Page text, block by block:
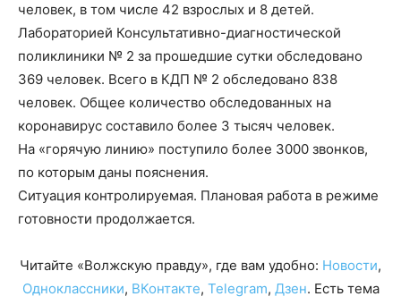
человек, в том числе 42 взрослых и 8 детей.
Лабораторией Консультативно-диагностической
поликлиники № 2 за прошедшие сутки обследовано
369 человек. Всего в КДП № 2 обследовано 838
человек. Общее количество обследованных на
коронавирус составило более 3 тысяч человек.
На «горячую линию» поступило более 3000 звонков,
по которым даны пояснения.
Ситуация контролируемая. Плановая работа в режиме
готовности продолжается.
Читайте «Волжскую правду», где вам удобно: Новости,
Одноклассники, ВКонтакте, Telegram, Дзен. Есть тема